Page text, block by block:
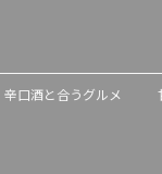
辛口酒と合うグルメ